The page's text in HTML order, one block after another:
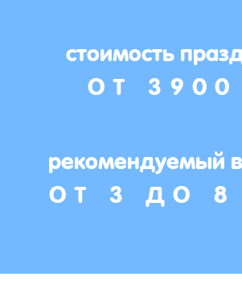
стоимость
ОТ 3900
рекомендуемый
ОТ 3 ДО 8